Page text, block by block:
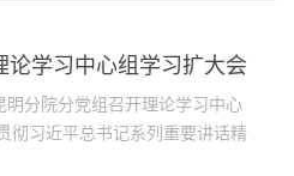
论学习中心组学习扩大会
分院分党组召开理论学习中心
彻习近平总书记系列重要讲话精